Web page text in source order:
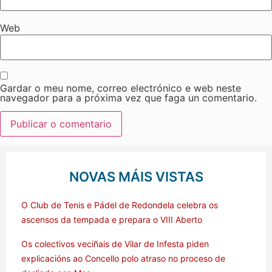
Web
Gardar o meu nome, correo electrónico e web neste
navegador para a próxima vez que faga un comentario.
NOVAS MÁIS VISTAS
O Club de Tenis e Pádel de Redondela celebra os
ascensos da tempada e prepara o VIII Aberto
Os colectivos veciñais de Vilar de Infesta piden
explicacións ao Concello polo atraso no proceso de